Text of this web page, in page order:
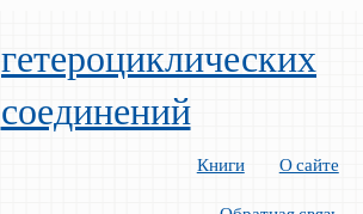
гетероциклических
соединений
Книги О сайте